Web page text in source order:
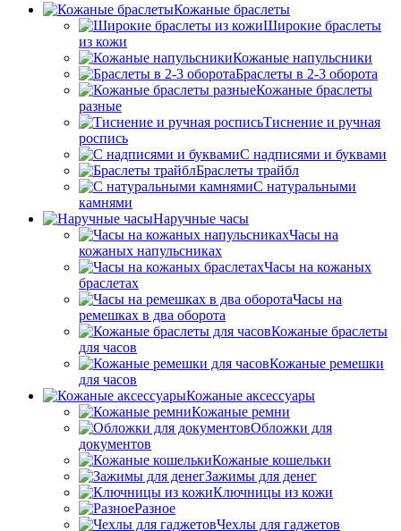
Кожаные браслеты
Широкие браслеты
из кожи
Кожаные напульсники
Браслеты в 2-3 оборота
Кожаные браслеты
разные
Тиснение и ручная
роспись
С надписями и буквами
Браслеты трайбл
С натуральными
камнями
Наручные часы
Часы на
кожаных напульсниках
Часы на кожаных
браслетах
Часы на
ремешках в два оборота
Кожаные браслеты
для часов
Кожаные ремешки
для часов
Кожаные аксессуары
Кожаные ремни
Обложки для
документов
Кожаные кошельки
Зажимы для денег
Ключницы из кожи
Разное
Чехлы для гаджетов